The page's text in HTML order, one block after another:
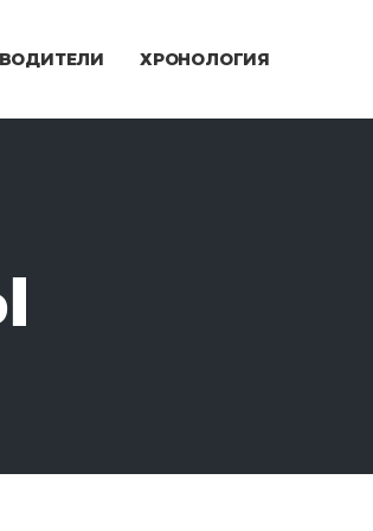
ХРОНОЛОГИЯ